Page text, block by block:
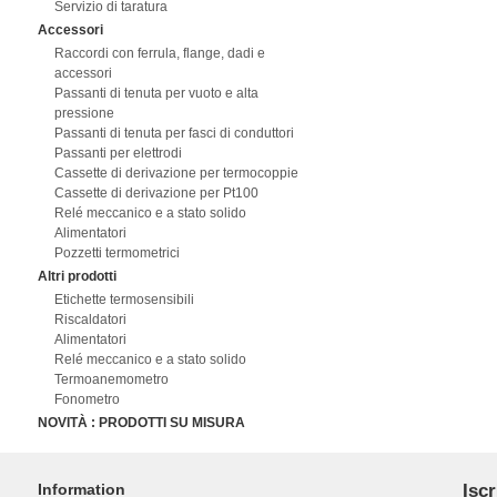
Servizio di taratura
Accessori
Raccordi con ferrula, flange, dadi e
accessori
Passanti di tenuta per vuoto e alta
pressione
Passanti di tenuta per fasci di conduttori
Passanti per elettrodi
Cassette di derivazione per termocoppie
Cassette di derivazione per Pt100
Relé meccanico e a stato solido
Alimentatori
Pozzetti termometrici
Altri prodotti
Etichette termosensibili
Riscaldatori
Alimentatori
Relé meccanico e a stato solido
Termoanemometro
Fonometro
NOVITÀ : PRODOTTI SU MISURA
Information